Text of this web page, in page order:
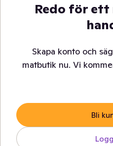
Redo för
Skapa konto och
matbutik nu. Vi
Bli